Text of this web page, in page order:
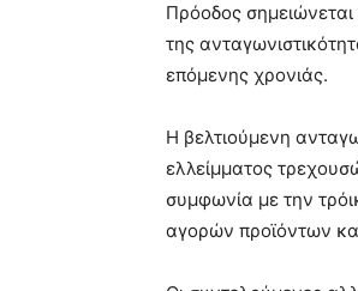
Πρόοδος
της
επόμενης χρονιάς.
Η βελτιούμενη
ελλείμματος
συμφωνία με την
αγορών προϊόντων